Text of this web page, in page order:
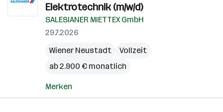
Elektrotechnik (m/w/d)
SALESIANER MIETTEX GmbH
29.7.2026
Wiener Neustadt
Vollzeit
ab 2.900 € monatlich
Merken